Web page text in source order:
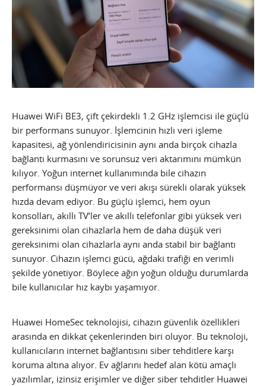
Huawei WiFi BE3, çift çekirdekli 1.2 GHz işlemcisi ile güçlü
bir performans sunuyor. İşlemcinin hızlı veri işleme
kapasitesi, ağ yönlendiricisinin aynı anda birçok cihazla
bağlantı kurmasını ve sorunsuz veri aktarımını mümkün
kılıyor. Yoğun internet kullanımında bile cihazın
performansı düşmüyor ve veri akışı sürekli olarak yüksek
hızda devam ediyor. Bu güçlü işlemci, hem oyun
konsolları, akıllı TV’ler ve akıllı telefonlar gibi yüksek veri
gereksinimi olan cihazlarla hem de daha düşük veri
gereksinimi olan cihazlarla aynı anda stabil bir bağlantı
sunuyor. Cihazın işlemci gücü, ağdaki trafiği en verimli
şekilde yönetiyor. Böylece ağın yoğun olduğu durumlarda
bile kullanıcılar hız kaybı yaşamıyor.
Huawei HomeSec teknolojisi, cihazın güvenlik özellikleri
arasında en dikkat çekenlerinden biri oluyor. Bu teknoloji,
kullanıcıların internet bağlantısını siber tehditlere karşı
koruma altına alıyor. Ev ağlarını hedef alan kötü amaçlı
yazılımlar, izinsiz erişimler ve diğer siber tehditler Huawei